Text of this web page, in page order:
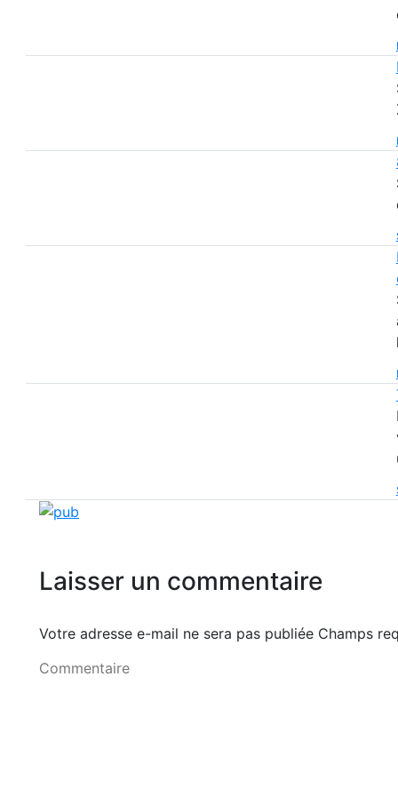
Laisser un commentaire
Votre adresse e-mail ne sera pas publiée Champs
Commentaire